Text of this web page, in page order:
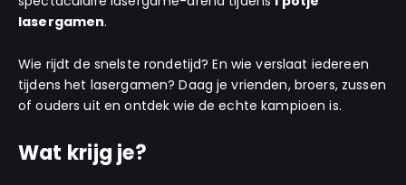
lasergamen.
Wie rijdt de snelste rondetijd? En wie verslaat iedereen
tijdens het lasergamen? Daag je vrienden, broers, zussen
of ouders uit en ontdek wie de echte kampioen is.
Wat krijg je?